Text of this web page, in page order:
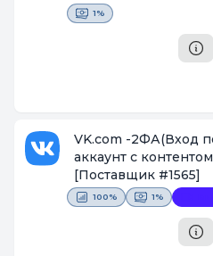
1%
VK.com -2ФА(Вход
аккаунт с
[Поставщик #1565]
100% 1%